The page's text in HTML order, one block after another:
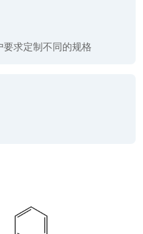
求定制不同的规格